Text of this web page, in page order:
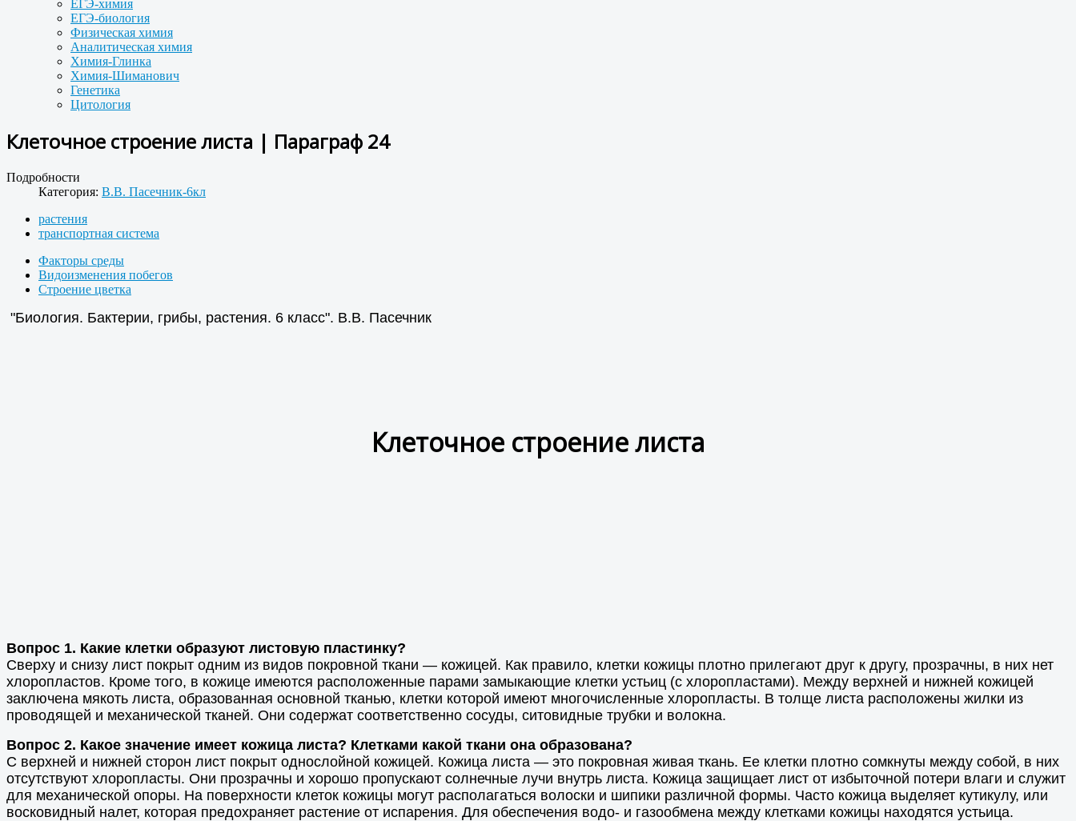
ЕГЭ-химия
ЕГЭ-биология
Физическая химия
Аналитическая химия
Химия-Глинка
Химия-Шиманович
Генетика
Цитология
Клеточное строение листа | Параграф 24
Подробности
Категория: В.В. Пасечник-6кл
растения
транспортная система
Факторы среды
Видоизменения побегов
Строение цветка
"Биология. Бактерии, грибы, растения. 6 класс". В.В. Пасечник
Клеточное строение листа
Вопрос 1. Какие клетки образуют листовую пластинку?
Сверху и снизу лист покрыт одним из видов покровной ткани — кожицей. Как правило, клетки кожицы плотно прилегают друг к другу, прозрачны, в них нет
хлоропластов. Кроме того, в кожице имеются расположенные парами замыкающие клетки устьиц (с хлоропластами). Между верхней и нижней кожицей
заключена мякоть листа, образованная основной тканью, клетки которой имеют многочисленные хлоропласты. В толще листа расположены жилки из
проводящей и механической тканей. Они содержат соответственно сосуды, ситовидные трубки и волокна.
Вопрос 2. Какое значение имеет кожица листа? Клетками какой ткани она образована?
С верхней и нижней сторон лист покрыт однослойной кожицей. Кожица листа — это покровная живая ткань. Ее клетки плотно сомкнуты между собой, в них
отсутствуют хлоропласты. Они прозрачны и хорошо пропускают солнечные лучи внутрь листа. Кожица защищает лист от избыточной потери влаги и служит
для механической опоры. На поверхности клеток кожицы могут располагаться волоски и шипики различной формы. Часто кожица выделяет кутикулу, или
восковидный налет, которая предохраняет растение от испарения. Для обеспечения водо- и газообмена между клетками кожицы находятся устьица.